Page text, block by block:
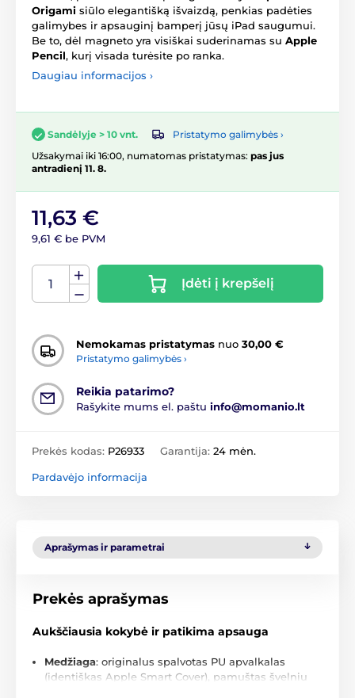
Origami siūlo elegantišką išvaizdą, penkias padėties
galimybes ir apsauginį bamperį jūsų iPad saugumui.
Be to, dėl magneto yra visiškai suderinamas su Apple
Pencil, kurį visada turėsite po ranka.
Daugiau informacijos ›
Sandėlyje > 10 vnt.
Pristatymo galimybės ›
Užsakymai iki 16:00, numatomas pristatymas: pas jus
antradienį 11. 8.
11,63 €
9,61 € be PVM
Įdėti į krepšelį
Nemokamas pristatymas nuo 30,00 €
Pristatymo galimybės ›
Reikia patarimo?
Rašykite mums el. paštu info@momanio.lt
Prekės kodas: P26933 Garantija: 24 mėn.
Pardavėjo informacija
Aprašymas ir parametrai
Prekės aprašymas
Aukščiausia kokybė ir patikima apsauga
Medžiaga: originalus spalvotas PU apvalkalas
(identiškas Apple Smart Cover), pamuštas švelniu